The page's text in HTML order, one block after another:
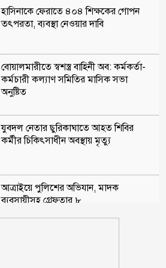
হাসিনাকে ফেরাতে ৪০৪ শিক্ষকের গোপন
তৎপরতা, ব্যবস্থা নেওয়ার দাবি
বোয়ালমারীতে স্বশস্ত্র বাহিনী অব: কর্মকর্তা-
কর্মচারী কল্যাণ সমিতির মাসিক সভা
অনুষ্টিত
যুবদল নেতার ছুরিকাঘাতে আহত শিবির
কর্মীর চিকিৎসাধীন অবস্থায় মৃত্যু
আত্রাইয়ে পুলিশের অভিযান, মাদক
ব্যবসায়ীসহ গ্রেফতার ৮